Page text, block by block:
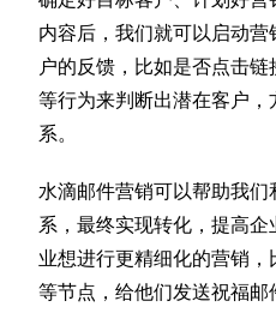
内容后，我们就可以启动
户的反馈，比如是否点击
等行为来判断出潜在客户
系。
水滴邮件营销可以帮助我
系，最终实现转化，提高
业想进行更精细化的营销
等节点，给他们发送祝福